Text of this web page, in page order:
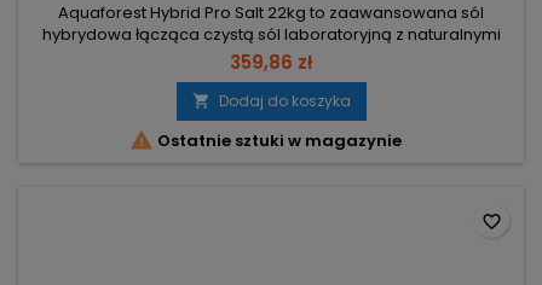
Aquaforest Hybrid Pro Salt 22kg to zaawansowana sól
hybrydowa łącząca czystą sól laboratoryjną z naturalnymi
płatkami Atlantyku, wzbogacona bakteriami probiotycznymi.
Formuła oparta na próbkach z raf (Egipt, Kenia, Indonezja,
Fiji) z podwyższonymi poziomami strontu i jodu dla
wymagających koralowców. 22 kg — opakowanie do
wielokrotnego przygotowania...
359,86 zł
 Dodaj do koszyka
 Ostatnie sztuki w magazynie
favorite_border